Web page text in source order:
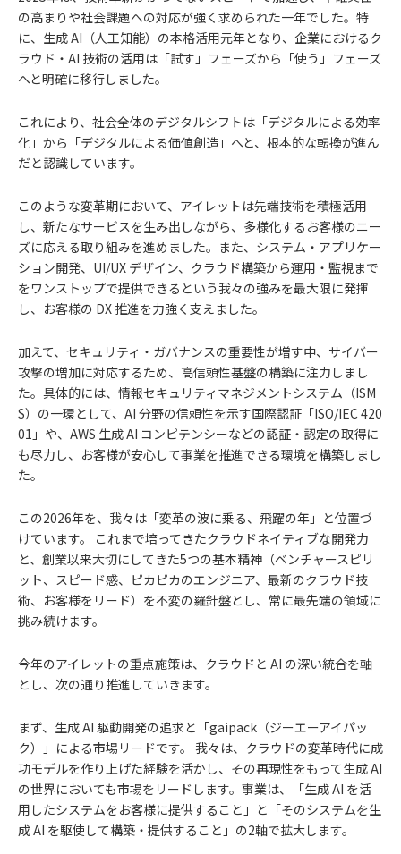
の高まりや社会課題への対応が強く求められた一年でした。特
に、生成 AI（人工知能）の本格活用元年となり、企業におけるク
ラウド・AI 技術の活用は「試す」フェーズから「使う」フェーズ
へと明確に移行しました。
これにより、社会全体のデジタルシフトは「デジタルによる効率
化」から「デジタルによる価値創造」へと、根本的な転換が進ん
だと認識しています。
このような変革期において、アイレットは先端技術を積極活用
し、新たなサービスを生み出しながら、多様化するお客様のニー
ズに応える取り組みを進めました。また、システム・アプリケー
ション開発、UI/UX デザイン、クラウド構築から運用・監視まで
をワンストップで提供できるという我々の強みを最大限に発揮
し、お客様の DX 推進を力強く支えました。
加えて、セキュリティ・ガバナンスの重要性が増す中、サイバー
攻撃の増加に対応するため、高信頼性基盤の構築に注力しまし
た。具体的には、情報セキュリティマネジメントシステム（ISM
S）の一環として、AI 分野の信頼性を示す国際認証「ISO/IEC 420
01」や、AWS 生成 AI コンピテンシーなどの認証・認定の取得に
も尽力し、お客様が安心して事業を推進できる環境を構築しまし
た。
この2026年を、我々は「変革の波に乗る、飛躍の年」と位置づ
けています。 これまで培ってきたクラウドネイティブな開発力
と、創業以来大切にしてきた5つの基本精神（ベンチャースピリ
ット、スピード感、ピカピカのエンジニア、最新のクラウド技
術、お客様をリード）を不変の羅針盤とし、常に最先端の領域に
挑み続けます。
今年のアイレットの重点施策は、クラウドと AI の深い統合を軸
とし、次の通り推進していきます。
まず、生成 AI 駆動開発の追求と「gaipack（ジーエーアイパッ
ク）」による市場リードです。 我々は、クラウドの変革時代に成
功モデルを作り上げた経験を活かし、その再現性をもって生成 AI
の世界においても市場をリードします。事業は、「生成 AI を活
用したシステムをお客様に提供すること」と「そのシステムを生
成 AI を駆使して構築・提供すること」の2軸で拡大します。